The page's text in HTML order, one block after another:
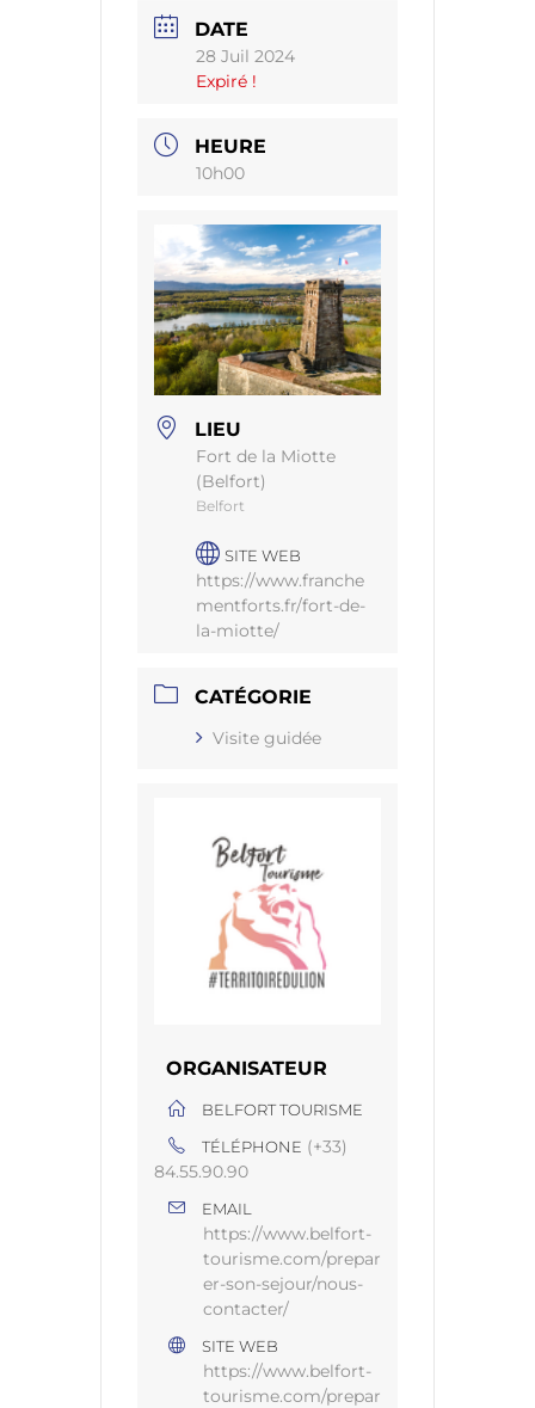
DATE
28 Juil 2024
Expiré !
HEURE
10h00
LIEU
Fort de la Miotte
(Belfort)
Belfort
SITE WEB
https://www.franche
mentforts.fr/fort-de-
la-miotte/
CATÉGORIE
Visite guidée
ORGANISATEUR
BELFORT TOURISME
TÉLÉPHONE (+33)
84.55.90.90
EMAIL
https://www.belfort-
tourisme.com/prepar
er-son-sejour/nous-
contacter/
SITE WEB
https://www.belfort-
tourisme.com/prepar